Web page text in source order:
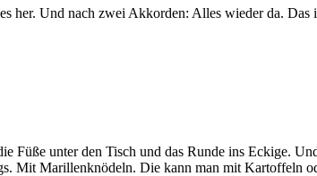
her. Und nach zwei Akkorden: Alles wieder da. Das
Füße unter den Tisch und das Runde ins Eckige.
Mit Marillenknödeln. Die kann man mit Kartoffeln